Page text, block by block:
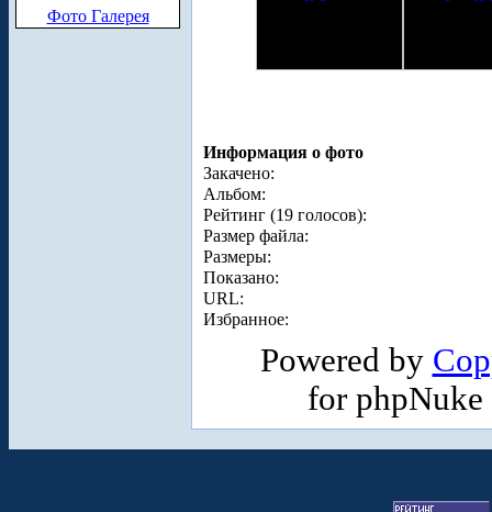
Фото Галерея
Информация о фото
Закачено:
Альбом:
Рейтинг (19 голосов):
Размер файла:
Размеры:
Показано:
URL:
Избранное:
Powered by
for